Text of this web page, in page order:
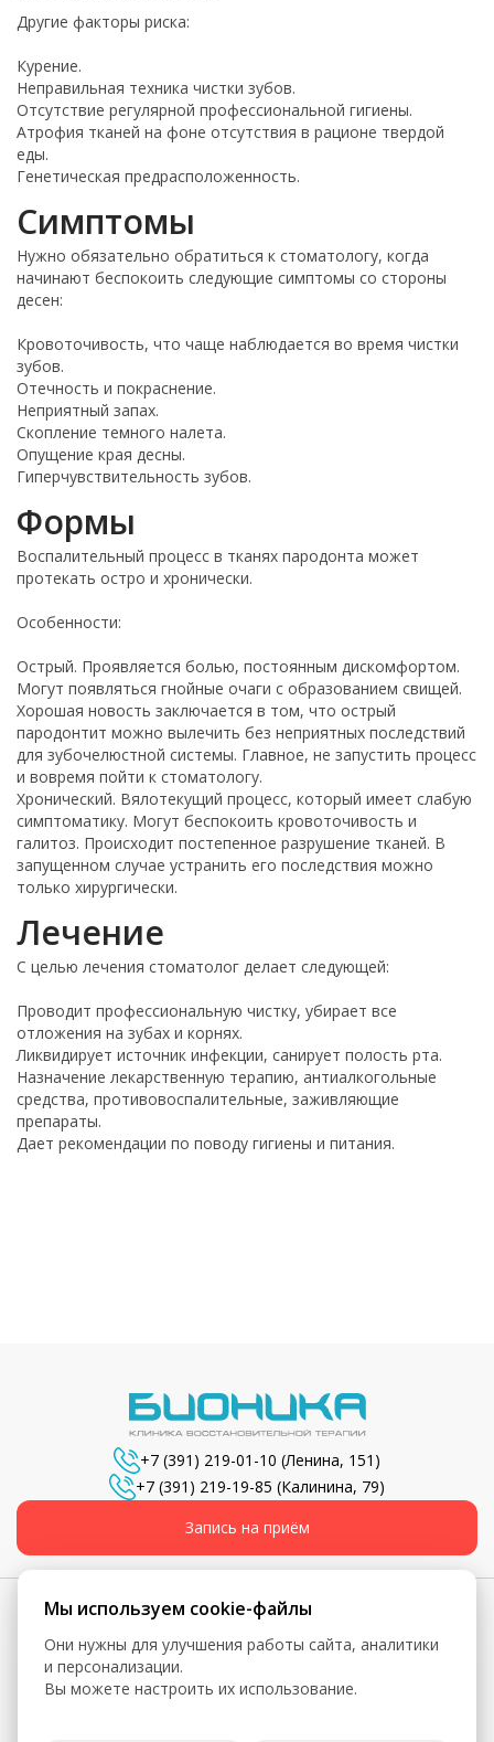
Другие факторы риска:
Курение.
Неправильная техника чистки зубов.
Отсутствие регулярной профессиональной гигиены.
Атрофия тканей на фоне отсутствия в рационе твердой
еды.
Генетическая предрасположенность.
Симптомы
Нужно обязательно обратиться к стоматологу, когда
начинают беспокоить следующие симптомы со стороны
десен:
Кровоточивость, что чаще наблюдается во время чистки
зубов.
Отечность и покраснение.
Неприятный запах.
Скопление темного налета.
Опущение края десны.
Гиперчувствительность зубов.
Формы
Воспалительный процесс в тканях пародонта может
протекать остро и хронически.
Особенности:
Острый. Проявляется болью, постоянным дискомфортом.
Могут появляться гнойные очаги с образованием свищей.
Хорошая новость заключается в том, что острый
пародонтит можно вылечить без неприятных последствий
для зубочелюстной системы. Главное, не запустить процесс
и вовремя пойти к стоматологу.
Хронический. Вялотекущий процесс, который имеет слабую
симптоматику. Могут беспокоить кровоточивость и
галитоз. Происходит постепенное разрушение тканей. В
запущенном случае устранить его последствия можно
только хирургически.
Лечение
С целью лечения стоматолог делает следующей:
Проводит профессиональную чистку, убирает все
отложения на зубах и корнях.
Ликвидирует источник инфекции, санирует полость рта.
Назначение лекарственную терапию, антиалкогольные
средства, противовоспалительные, заживляющие
препараты.
Дает рекомендации по поводу гигиены и питания.
+7 (391) 219-01-10 (Ленина, 151)
+7 (391) 219-19-85 (Калинина, 79)
Запись на приём
© 2026, Бионика - Сеть медицинских центров
Вся информация, включая цены, представлена для
Мы используем cookie-файлы
Они нужны для улучшения работы сайта, аналитики
и персонализации.
Вы можете настроить их использование.